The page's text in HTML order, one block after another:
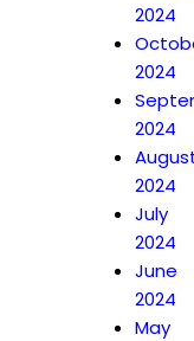
2024
2024
2024
2024
July
2024
June
2024
May